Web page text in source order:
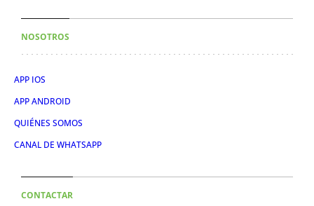
NOSOTROS
APP IOS
APP ANDROID
QUIÉNES SOMOS
CANAL DE WHATSAPP
CONTACTAR